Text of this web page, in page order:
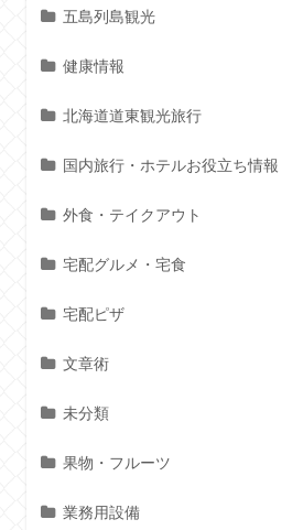
五島列島観光
健康情報
北海道道東観光旅行
国内旅行・ホテルお役立ち情報
外食・テイクアウト
宅配グルメ・宅食
宅配ピザ
文章術
未分類
果物・フルーツ
業務用設備